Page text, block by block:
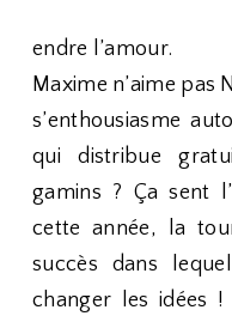
endre l’amour.
Maxime n’aime pas
s’enthousiasme
qui distribue
gamins ? Ça sent
cette année, la
succès dans
changer les idées !